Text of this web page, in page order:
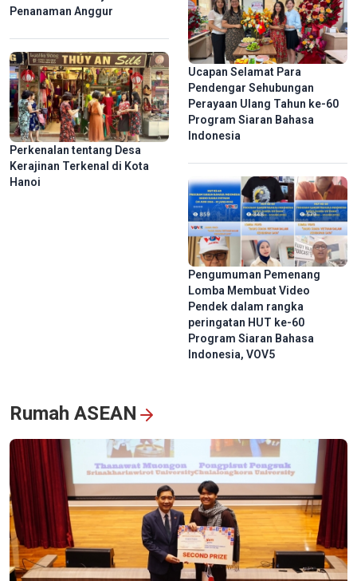
Jejak Langkah Demi Misi Kemanusiaan
Pertunjukan Pemetaan 3D yang Memukau untuk Rayakan HUT
ke-50 Kota Sai Gon -Gia Dinh Menyandang Nama Presiden Ho
60 Tahun – Perjalanan Penuh Kebanggaan, Reuni Penuh Emosi
Penanaman Anggur
Perkenalan tentang Desa
Kerajinan Terkenal di Kota
Hanoi
Ucapan Selamat Para
Pendengar Sehubungan
Perayaan Ulang Tahun ke-60
Program Siaran Bahasa
Indonesia
Pengumuman Pemenang
Lomba Membuat Video
Pendek dalam rangka
peringatan HUT ke-60
Program Siaran Bahasa
Indonesia, VOV5
Rumah ASEAN